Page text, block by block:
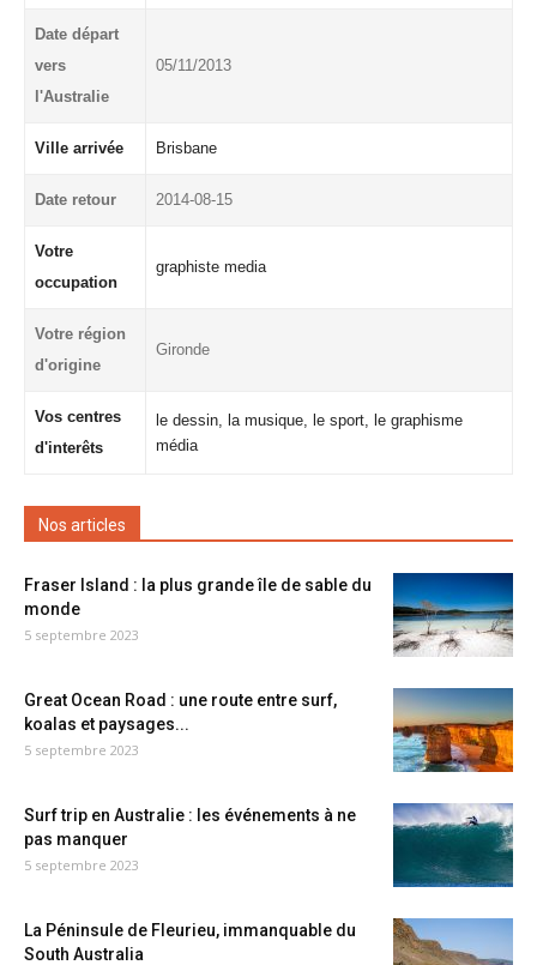
Date départ
vers
l'Australie
05/11/2013
Ville arrivée Brisbane
Date retour 2014-08-15
Votre
occupation
graphiste media
Votre région
d'origine
Gironde
Vos centres
d'interêts
le dessin, la musique, le sport, le graphisme
média
Nos articles
Fraser Island : la plus grande île de sable du
monde
5 septembre 2023
Great Ocean Road : une route entre surf,
koalas et paysages...
5 septembre 2023
Surf trip en Australie : les événements à ne
pas manquer
5 septembre 2023
La Péninsule de Fleurieu, immanquable du
South Australia